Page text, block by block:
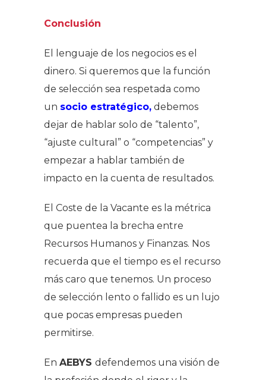
Conclusión
El lenguaje de los negocios es el
dinero. Si queremos que la función
de selección sea respetada como
un socio estratégico, debemos
dejar de hablar solo de “talento”,
“ajuste cultural” o “competencias” y
empezar a hablar también de
impacto en la cuenta de resultados.
El Coste de la Vacante es la métrica
que puentea la brecha entre
Recursos Humanos y Finanzas. Nos
recuerda que el tiempo es el recurso
más caro que tenemos. Un proceso
de selección lento o fallido es un lujo
que pocas empresas pueden
permitirse.
En AEBYS defendemos una visión de